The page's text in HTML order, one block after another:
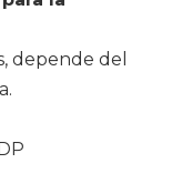
depende del